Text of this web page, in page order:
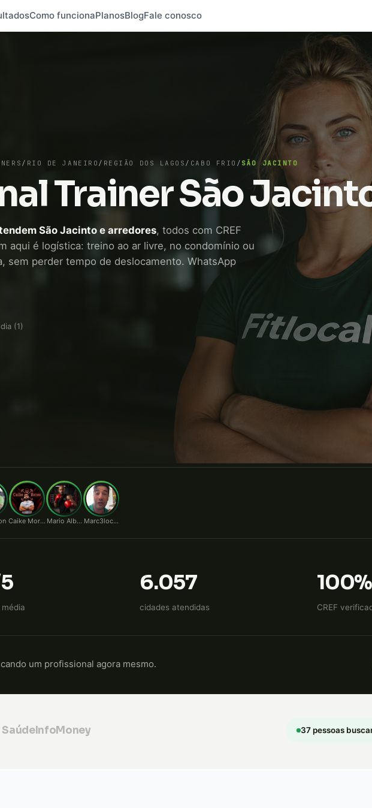
Como funcionaPlanosBlogFale conosco
/ RIO DE JANEIRO / REGIÃO DOS LAGOS / CABO FRIO / SÃO JACINTO
Trainer São
São Jacinto e arredores, todos com CREF
aqui é logística: treino ao ar livre, no condomínio ou
sem perder tempo de deslocamento. WhatsApp
(1)
Caike MoraesMario AlbertoMarc3locunha
6.057
cidades atendidas
100%
CREF
um profissional agora mesmo.
InfoMoney 37 pessoas